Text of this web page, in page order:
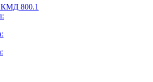
800.1